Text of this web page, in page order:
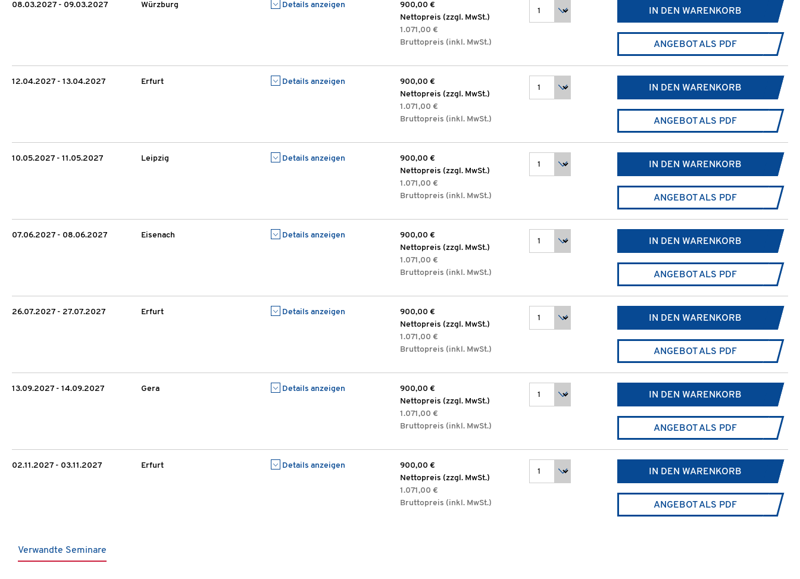
08.03.2027 - 09.03.2027 Würzburg Details anzeigen
900,00 €
Nettopreis (zzgl. MwSt.)
1.071,00 €
Bruttopreis (inkl. MwSt.)
IN DEN WARENKORB
ANGEBOT ALS PDF
12.04.2027 - 13.04.2027 Erfurt Details anzeigen
900,00 €
Nettopreis (zzgl. MwSt.)
1.071,00 €
Bruttopreis (inkl. MwSt.)
IN DEN WARENKORB
ANGEBOT ALS PDF
10.05.2027 - 11.05.2027 Leipzig Details anzeigen
900,00 €
Nettopreis (zzgl. MwSt.)
1.071,00 €
Bruttopreis (inkl. MwSt.)
IN DEN WARENKORB
ANGEBOT ALS PDF
07.06.2027 - 08.06.2027 Eisenach Details anzeigen
900,00 €
Nettopreis (zzgl. MwSt.)
1.071,00 €
Bruttopreis (inkl. MwSt.)
IN DEN WARENKORB
ANGEBOT ALS PDF
26.07.2027 - 27.07.2027 Erfurt Details anzeigen
900,00 €
Nettopreis (zzgl. MwSt.)
1.071,00 €
Bruttopreis (inkl. MwSt.)
IN DEN WARENKORB
ANGEBOT ALS PDF
13.09.2027 - 14.09.2027 Gera Details anzeigen
900,00 €
Nettopreis (zzgl. MwSt.)
1.071,00 €
Bruttopreis (inkl. MwSt.)
IN DEN WARENKORB
ANGEBOT ALS PDF
02.11.2027 - 03.11.2027 Erfurt Details anzeigen
900,00 €
Nettopreis (zzgl. MwSt.)
1.071,00 €
Bruttopreis (inkl. MwSt.)
IN DEN WARENKORB
ANGEBOT ALS PDF
Verwandte Seminare